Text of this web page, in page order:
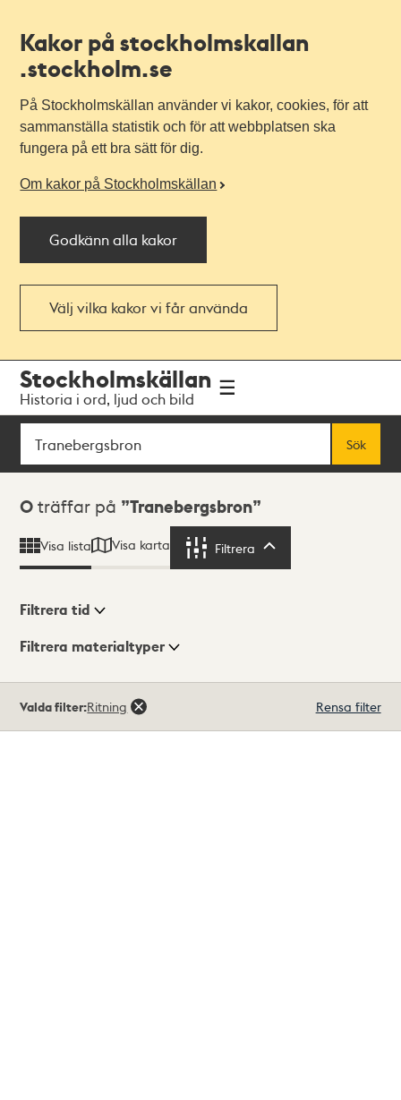
Kakor på stockholmskallan
.stockholm.se
På Stockholmskällan använder vi kakor, cookies, för att
sammanställa statistik och för att webbplatsen ska
fungera på ett bra sätt för dig.
Om kakor på Stockholmskällan
Godkänn alla kakor
Välj vilka kakor vi får använda
navigationen
huvudinnehållet
Stockholmskällan
Historia i ord, ljud och bild
Sök
Sök
Sökresultat
0 träffar på Tranebergsbron
Visa lista Visa karta Filtrera
Visningsläge
Filtrera tid
Filtrera materialtyper
träffar
Valda filter:Ritning Rensa filter